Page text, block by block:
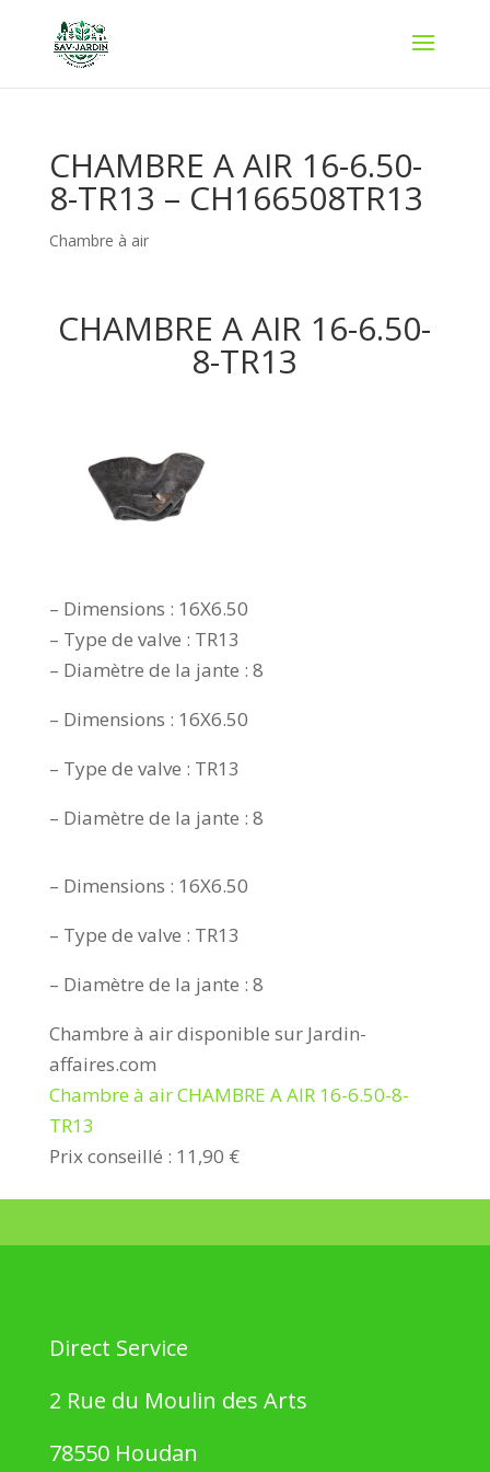
CHAMBRE A AIR 16-6.50-
8-TR13 – CH166508TR13
Chambre à air
CHAMBRE A AIR 16-6.50-
8-TR13
– Dimensions : 16X6.50
– Type de valve : TR13
– Diamètre de la jante : 8
– Dimensions : 16X6.50
– Type de valve : TR13
– Diamètre de la jante : 8
– Dimensions : 16X6.50
– Type de valve : TR13
– Diamètre de la jante : 8
Chambre à air disponible sur Jardin-
affaires.com
Chambre à air CHAMBRE A AIR 16-6.50-8-
TR13
Prix conseillé : 11,90 €
Direct Service
2 Rue du Moulin des Arts
78550 Houdan